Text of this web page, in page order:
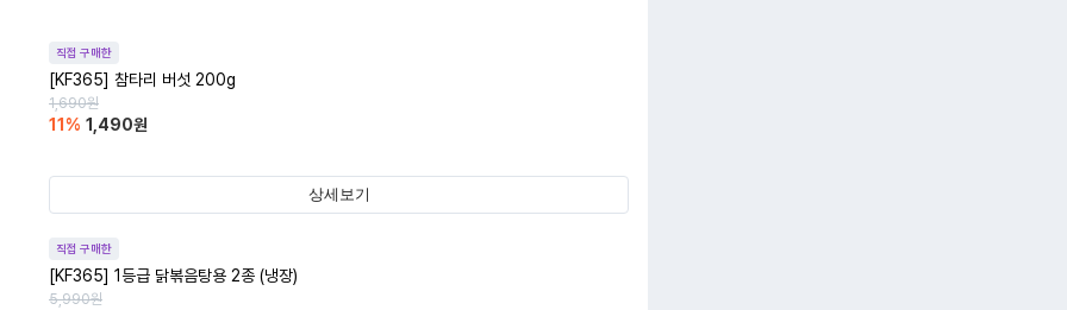
직접 구매한
[KF365] 참타리 버섯 200g
1,690원
11 % 1,490원
상세보기
직접 구매한
[KF365] 1등급 닭볶음탕용 2종 (냉장)
5,990원